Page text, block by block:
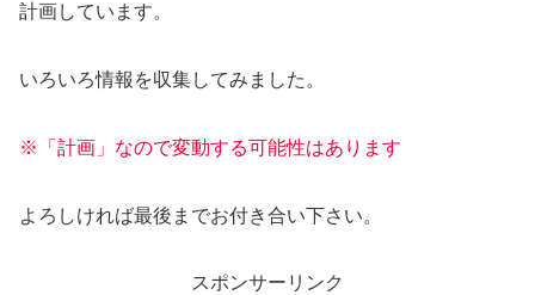
計画しています。
いろいろ情報を収集してみました。
※「計画」なので変動する可能性はあります
よろしければ最後までお付き合い下さい。
スポンサーリンク